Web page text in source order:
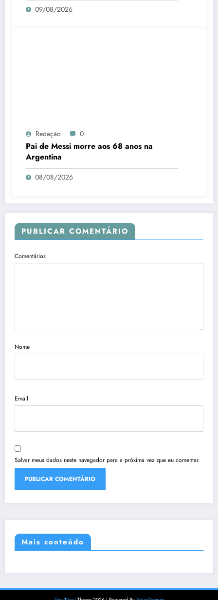
09/08/2026
Redação 0
Pai de Messi morre aos 68 anos na
Argentina
08/08/2026
PUBLICAR COMENTÁRIO
Comentários
Nome
Email
Salvar meus dados neste navegador para a próxima vez que eu comentar.
Mais conteúdo